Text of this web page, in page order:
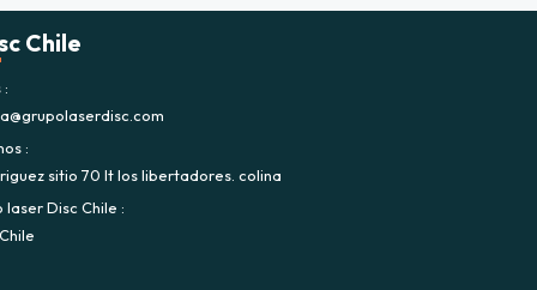
Chile
sitio 70 lt los libertadores. colina
Disc Chile